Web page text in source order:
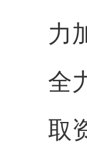
力
全
取